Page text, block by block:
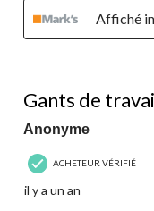
Affiché
Gants de
Anonyme
ACHETEUR VÉRIFIÉ
il y a un an